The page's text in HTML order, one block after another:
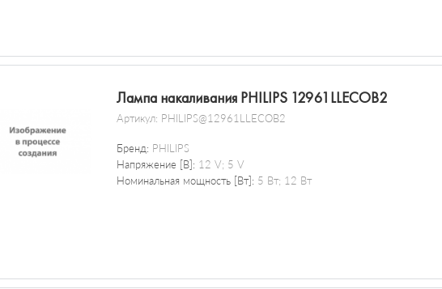
Лампа накаливания PHILIPS 12961LLECOB2
Артикул: PHILIPS@12961LLECOB2
Бренд: PHILIPS
Напряжение [В]: 12 V; 5 V
Номинальная мощность [Вт]: 5 Вт; 12 Вт